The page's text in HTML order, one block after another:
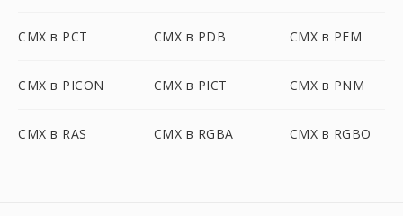
CMX в PCT CMX в PDB CMX в PFM
CMX в PICON CMX в PICT CMX в PNM
CMX в RAS CMX в RGBA CMX в RGBO